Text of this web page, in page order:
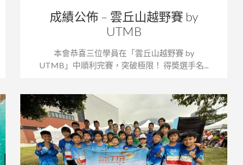
成績公佈 – 雲丘山越野賽 by
UTMB
本會恭喜三位學員在「雲丘山越野賽 by
UTMB」中順利完賽，突破極限！ 得奬選手名...